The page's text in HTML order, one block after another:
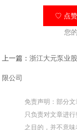
♡ 点
您
上一篇：浙江大元泵业
限公司
免责声明：部分
只负责对文章进
之目的，并不意